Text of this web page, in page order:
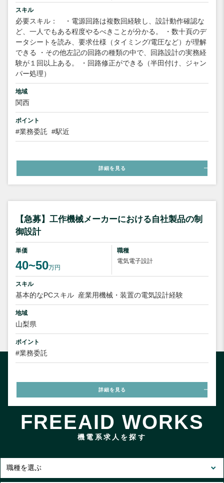
スキル
必要スキル： ・電源回路は複数回経験し、設計動作確認な
ど、一人でもある程度やるべきことが分かる。 ・数十頁のデ
ータシートを読み、要求仕様（タイミング/電圧など）が理解
できる ・その他左記の回路の種類の中で、回路設計の実務経
験が１回以上ある。 ・回路修正ができる（半田付け、ジャン
パー処理）
地域
関西
ポイント
#業務委託 #駅近
詳細を見る
【急募】工作機械メーカーにおける自社製品の制
御設計
単価
40~50万円
職種
電気電子設計
スキル
基本的なPCスキル 産業用機械・装置の電気設計経験
地域
山梨県
ポイント
#業務委託
詳細を見る
FREEAID WORKS
機電系求人を探す